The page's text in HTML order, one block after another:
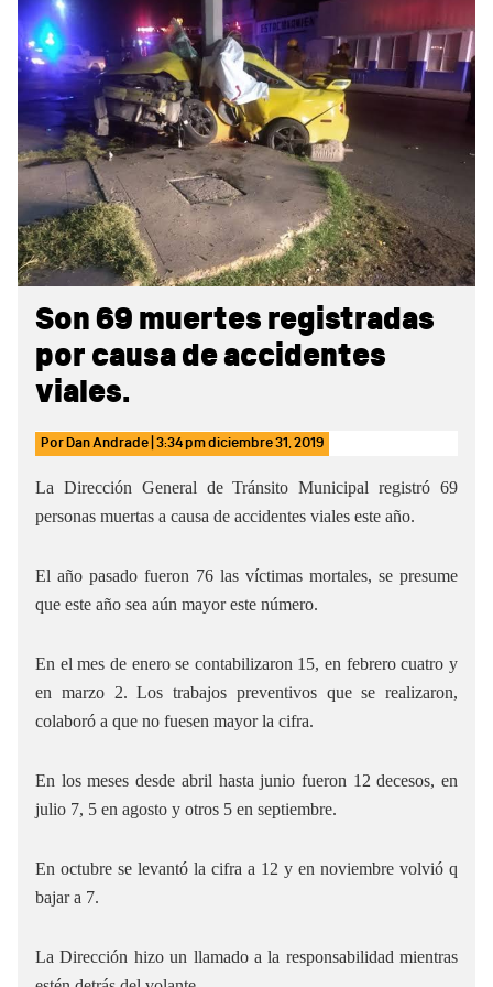
Son 69 muertes registradas
por causa de accidentes
viales.
Por Dan Andrade 3:34 pmdiciembre 31, 2019
La Dirección General de Tránsito Municipal registró 69
personas muertas a causa de accidentes viales este año.
El año pasado fueron 76 las víctimas mortales, se presume
que este año sea aún mayor este número.
En el mes de enero se contabilizaron 15, en febrero cuatro y
en marzo 2. Los trabajos preventivos que se realizaron,
colaboró a que no fuesen mayor la cifra.
En los meses desde abril hasta junio fueron 12 decesos, en
julio 7, 5 en agosto y otros 5 en septiembre.
En octubre se levantó la cifra a 12 y en noviembre volvió q
bajar a 7.
La Dirección hizo un llamado a la responsabilidad mientras
Sidebar